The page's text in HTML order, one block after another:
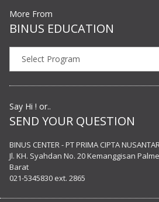
More From
BINUS EDUCATION
Select Program
Say Hi ! or..
SEND YOUR QUESTION
BINUS CENTER - PT PRIMA CIPTA
Jl. KH. Syahdan No. 20 Kemanggisan
Barat
021-5345830 ext. 2865